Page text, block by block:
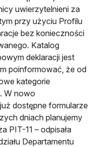
uwierzytelnieni za
przy użyciu Profilu
bez konieczności
Katalog
deklaracji jest
poinformować, że od
kategorie
W nowo
dostępne formularze
dniach planujemy
PIT-11 – odpisała
Departamentu